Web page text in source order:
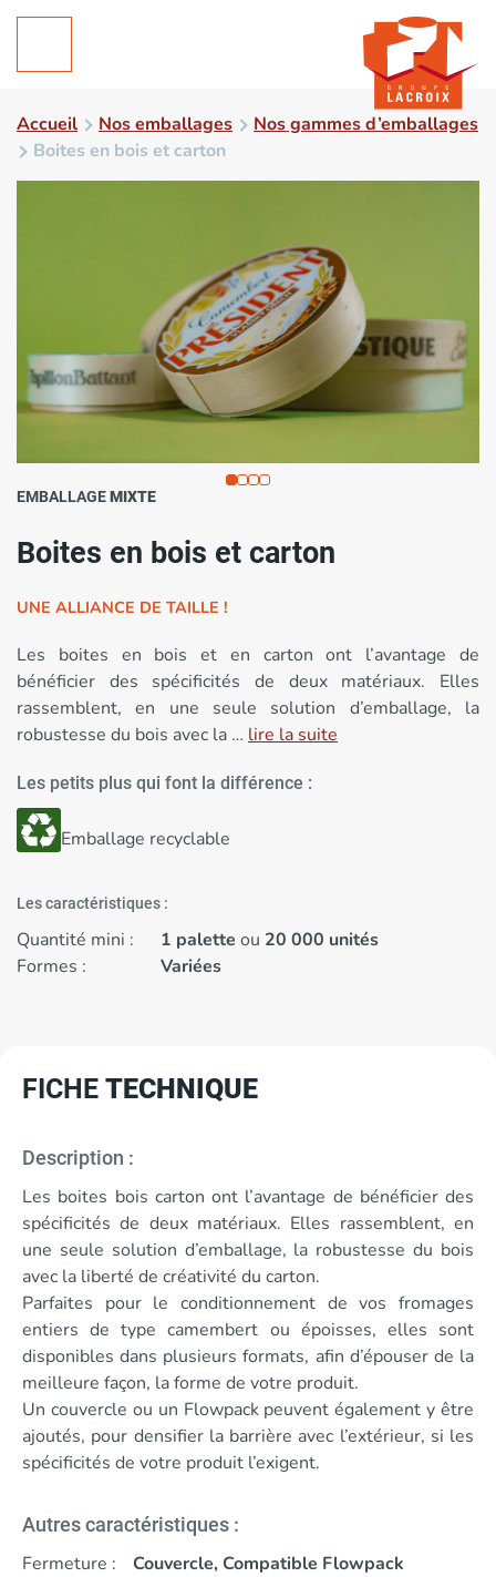
Accueil Nos emballages
Nos gammes d’emballages
Boites en bois et carton
EMBALLAGEMIXTE
Boites en bois et carton
UNE ALLIANCE DE TAILLE !
Les boites en bois et en carton ont l’avantage de
bénéficier des spécificités de deux matériaux. Elles
rassemblent, en une seule solution d’emballage, la
robustesse du bois avec la … lire la suite
Les petits plus qui font la différence :
Emballage recyclable
Les caractéristiques :
Quantité mini : 1 palette ou 20 000 unités
Formes :
Variées
FICHE TECHNIQUE
Description :
Les boites bois carton ont l’avantage de bénéficier des
spécificités de deux matériaux. Elles rassemblent, en
une seule solution d’emballage, la robustesse du bois
avec la liberté de créativité du carton.
Parfaites pour le conditionnement de vos fromages
entiers de type camembert ou époisses, elles sont
disponibles dans plusieurs formats, afin d’épouser de la
meilleure façon, la forme de votre produit.
Un couvercle ou un Flowpack peuvent également y être
ajoutés, pour densifier la barrière avec l’extérieur, si les
spécificités de votre produit l’exigent.
Autres caractéristiques :
Fermeture : Couvercle, Compatible Flowpack